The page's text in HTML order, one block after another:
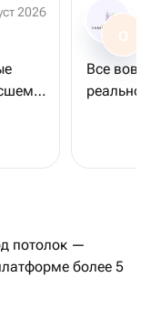
2026
О
Все
потолок —
более 5